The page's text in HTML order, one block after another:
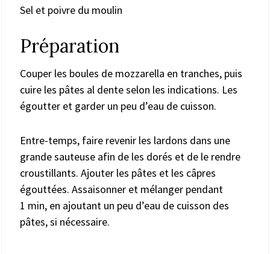
Sel et poivre du moulin
Préparation
Couper les boules de mozzarella en tranches, puis
cuire les pâtes al dente selon les indications. Les
égoutter et garder un peu d’eau de cuisson.
Entre-temps, faire revenir les lardons dans une
grande sauteuse afin de les dorés et de le rendre
croustillants. Ajouter les pâtes et les câpres
égouttées. Assaisonner et mélanger pendant
1 min, en ajoutant un peu d’eau de cuisson des
pâtes, si nécessaire.